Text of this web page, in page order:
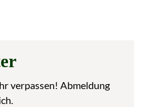
verpassen! Abmeldung